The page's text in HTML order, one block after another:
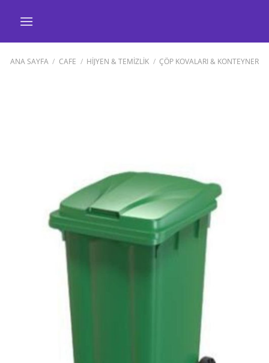
ANA SAYFA / CAFE / HİJYEN & TEMİZLİK / ÇÖP KOVALARI & KONTEYNER